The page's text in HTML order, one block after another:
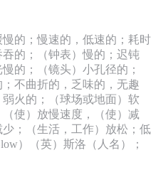
慢的；慢速的，低速的；耗时
的；（钟表）慢的；迟钝
的；（镜头）小孔径的；
；不曲折的，乏味的，无趣
火的；（球场或地面）软
使）放慢速度，（使）减
；（生活，工作）放松；低
）（英）斯洛（人名）；